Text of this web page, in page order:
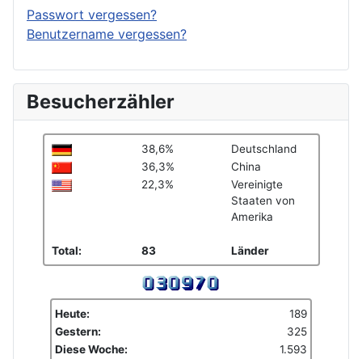
Passwort vergessen?
Benutzername vergessen?
Besucherzähler
38,6%
Deutschland
36,3%
China
22,3%
Vereinigte
Staaten von
Amerika
Total: 83 Länder
Heute:
189
Gestern:
325
Diese Woche:
1.593